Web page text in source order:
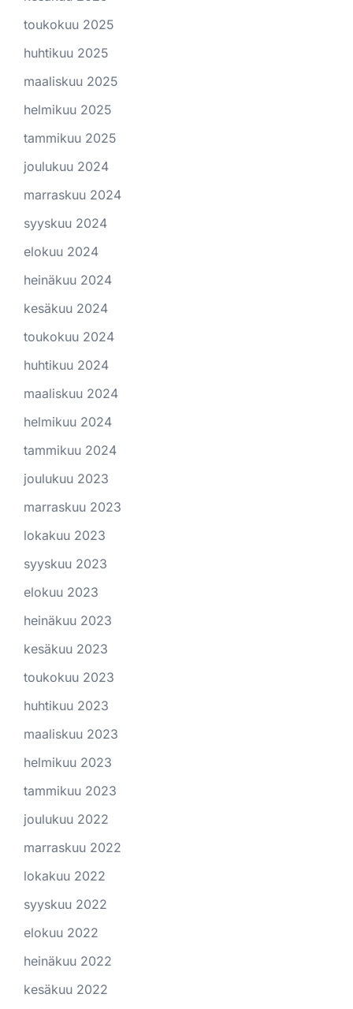
toukokuu 2025
huhtikuu 2025
maaliskuu 2025
helmikuu 2025
tammikuu 2025
joulukuu 2024
marraskuu 2024
syyskuu 2024
elokuu 2024
heinäkuu 2024
kesäkuu 2024
toukokuu 2024
huhtikuu 2024
maaliskuu 2024
helmikuu 2024
tammikuu 2024
joulukuu 2023
marraskuu 2023
lokakuu 2023
syyskuu 2023
elokuu 2023
heinäkuu 2023
kesäkuu 2023
toukokuu 2023
huhtikuu 2023
maaliskuu 2023
helmikuu 2023
tammikuu 2023
joulukuu 2022
marraskuu 2022
lokakuu 2022
syyskuu 2022
elokuu 2022
heinäkuu 2022
kesäkuu 2022